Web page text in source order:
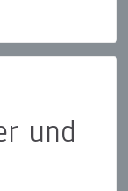
und